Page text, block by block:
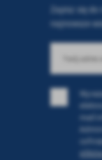
Zapisz się
najnowsze
mail